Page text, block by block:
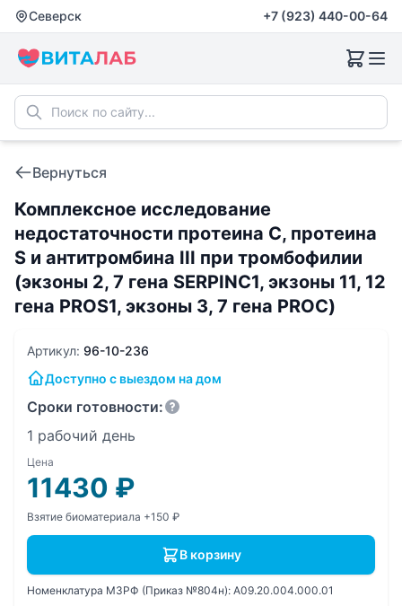
Северск +7 (923) 440-00-64
Вернуться
Комплексное исследование
недостаточности протеина С, протеина
S и антитромбина III при тромбофилии
(экзоны 2, 7 гена SERPINC1, экзоны 11, 12
гена PROS1, экзоны 3, 7 гена PROC)
Артикул: 96-10-236
Доступно с выездом на дом
Сроки готовности:
1 рабочий день
Цена
11430 ₽
Взятие биоматериала +150 ₽
В корзину
Номенклатура МЗРФ (Приказ №804н): A09.20.004.000.01